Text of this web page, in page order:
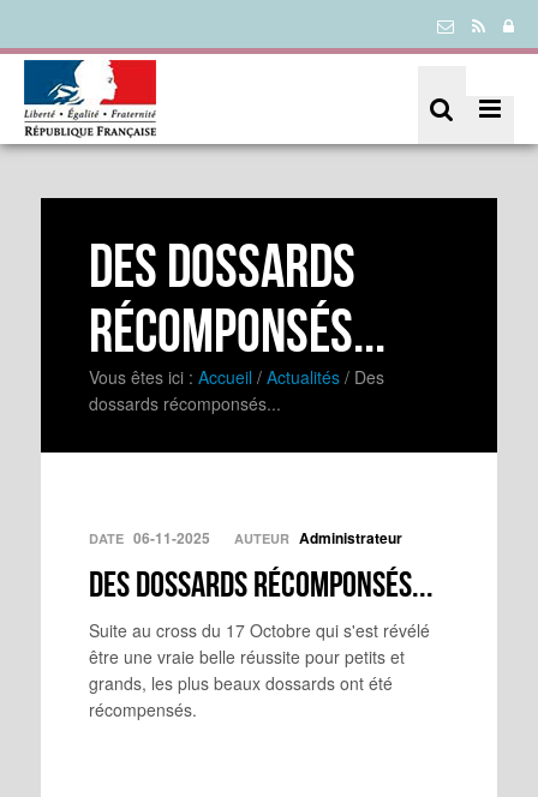
Des dossards
récomponsés...
Vous êtes ici : Accueil / Actualités / Des
dossards récomponsés...
DATE 06-11-2025 AUTEUR Administrateur
Des dossards récomponsés...
Suite au cross du 17 Octobre qui s'est révélé
être une vraie belle réussite pour petits et
grands, les plus beaux dossards ont été
récompensés.